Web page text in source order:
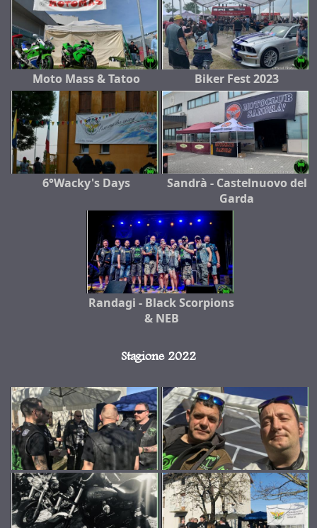
Moto Mass & Tatoo Biker Fest 2023
6°Wacky's Days
Sandrà - Castelnuovo del
Garda
Randagi - Black Scorpions
& NEB
Stagione 2022